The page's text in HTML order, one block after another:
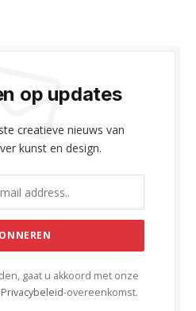
op updates
creatieve nieuws van
kunst en design.
gaat u akkoord met onze
Privacybeleid-overeenkomst.